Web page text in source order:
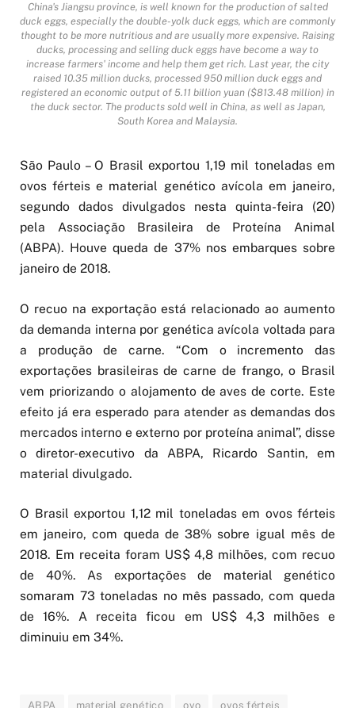
China's Jiangsu province, is well known for the production of salted
duck eggs, especially the double-yolk duck eggs, which are commonly
thought to be more nutritious and are usually more expensive. Raising
ducks, processing and selling duck eggs have become a way to
increase farmers' income and help them get rich. Last year, the city
raised 10.35 million ducks, processed 950 million duck eggs and
registered an economic output of 5.11 billion yuan ($813.48 million) in
the duck sector. The products sold well in China, as well as Japan,
South Korea and Malaysia.
São Paulo – O Brasil exportou 1,19 mil toneladas em
ovos férteis e material genético avícola em janeiro,
segundo dados divulgados nesta quinta-feira (20)
pela Associação Brasileira de Proteína Animal
(ABPA). Houve queda de 37% nos embarques sobre
janeiro de 2018.
O recuo na exportação está relacionado ao aumento
da demanda interna por genética avícola voltada para
a produção de carne. “Com o incremento das
exportações brasileiras de carne de frango, o Brasil
vem priorizando o alojamento de aves de corte. Este
efeito já era esperado para atender as demandas dos
mercados interno e externo por proteína animal”, disse
o diretor-executivo da ABPA, Ricardo Santin, em
material divulgado.
O Brasil exportou 1,12 mil toneladas em ovos férteis
em janeiro, com queda de 38% sobre igual mês de
2018. Em receita foram US$ 4,8 milhões, com recuo
de 40%. As exportações de material genético
somaram 73 toneladas no mês passado, com queda
de 16%. A receita ficou em US$ 4,3 milhões e
diminuiu em 34%.
ABPA material genético ovo ovos férteis